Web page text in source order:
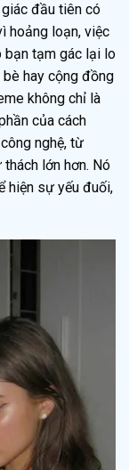
đầu tiên có
hoảng loạn, việc
bạn tạm gác lại lo
hay cộng đồng
không chỉ là
của cách
nghệ, từ
lớn hơn. Nó
hiện sự yếu đuối,